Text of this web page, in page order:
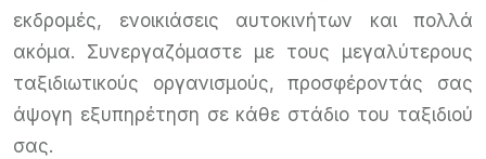
εκδρομές, ενοικιάσεις αυτοκινήτων και πολλά
ακόμα. Συνεργαζόμαστε με τους μεγαλύτερους
ταξιδιωτικούς οργανισμούς, προσφέροντάς σας
άψογη εξυπηρέτηση σε κάθε στάδιο του ταξιδιού
σας.